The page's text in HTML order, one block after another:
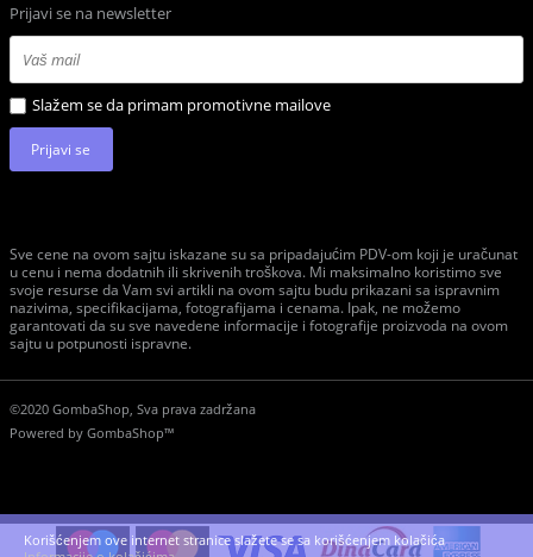
Prijavi se na newsletter
Slažem se da primam promotivne mailove
Prijavi se
Sve cene na ovom sajtu iskazane su sa pripadajućim PDV-om koji je uračunat
u cenu i nema dodatnih ili skrivenih troškova. Mi maksimalno koristimo sve
svoje resurse da Vam svi artikli na ovom sajtu budu prikazani sa ispravnim
nazivima, specifikacijama, fotografijama i cenama. Ipak, ne možemo
garantovati da su sve navedene informacije i fotografije proizvoda na ovom
sajtu u potpunosti ispravne.
©2020 GombaShop, Sva prava zadržana
Powered by GombaShop™
Korišćenjem ove internet stranice slažete se sa korišćenjem kolačića